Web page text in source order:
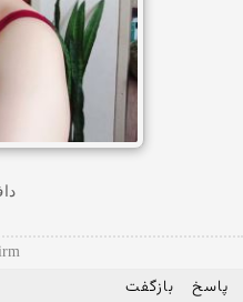
پاسخ بازگفت